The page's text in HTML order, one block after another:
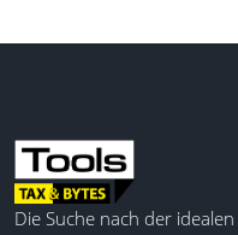
Die Suche nach der